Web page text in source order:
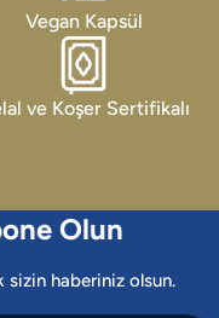
Vegan Kapsül
ve Koşer Sertifikalı
Olun
haberiniz olsun.